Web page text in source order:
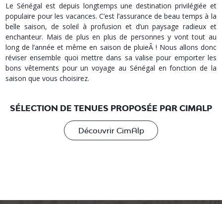
Le Sénégal est depuis longtemps une destination privilégiée et
populaire pour les vacances. C’est l’assurance de beau temps à la
belle saison, de soleil à profusion et d’un paysage radieux et
enchanteur. Mais de plus en plus de personnes y vont tout au
long de l’année et même en saison de pluieÂ ! Nous allons donc
réviser ensemble quoi mettre dans sa valise pour emporter les
bons vêtements pour un voyage au Sénégal en fonction de la
saison que vous choisirez.
SÉLECTION DE TENUES PROPOSÉE PAR CIMALP
Découvrir CimAlp